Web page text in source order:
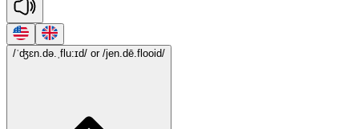
/ˈʤɛn.də.ˌflu:ɪd/ or /jen.dē.flooid/